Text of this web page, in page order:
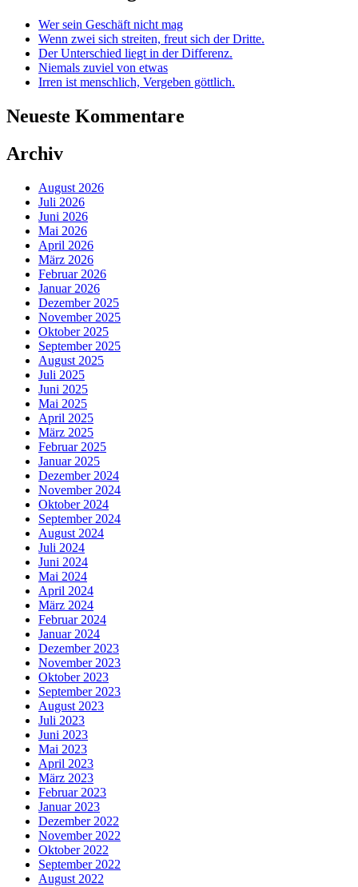
Wer sein Geschäft nicht mag
Wenn zwei sich streiten, freut sich der Dritte.
Der Unterschied liegt in der Differenz.
Niemals zuviel von etwas
Irren ist menschlich, Vergeben göttlich.
Neueste Kommentare
Archiv
August 2026
Juli 2026
Juni 2026
Mai 2026
April 2026
März 2026
Februar 2026
Januar 2026
Dezember 2025
November 2025
Oktober 2025
September 2025
August 2025
Juli 2025
Juni 2025
Mai 2025
April 2025
März 2025
Februar 2025
Januar 2025
Dezember 2024
November 2024
Oktober 2024
September 2024
August 2024
Juli 2024
Juni 2024
Mai 2024
April 2024
März 2024
Februar 2024
Januar 2024
Dezember 2023
November 2023
Oktober 2023
September 2023
August 2023
Juli 2023
Juni 2023
Mai 2023
April 2023
März 2023
Februar 2023
Januar 2023
Dezember 2022
November 2022
Oktober 2022
September 2022
August 2022